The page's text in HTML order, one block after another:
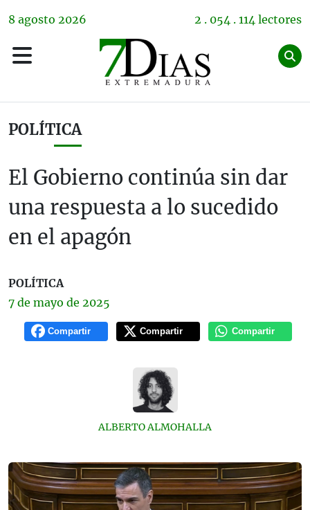
8 agosto 2026 2 . 054 . 114 lectores
POLÍTICA
El Gobierno continúa sin dar
una respuesta a lo sucedido
en el apagón
POLÍTICA
7 de mayo de 2025
Compartir Compartir Compartir
ALBERTO ALMOHALLA